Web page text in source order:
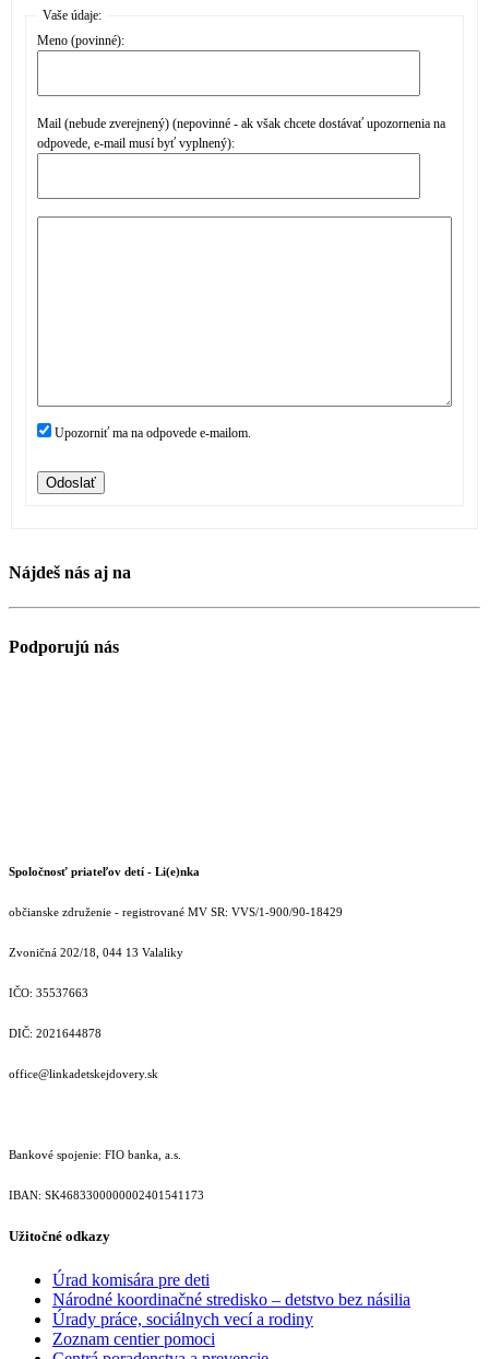
Vaše údaje:
Meno (povinné):
Mail (nebude zverejnený) (nepovinné - ak však chcete dostávať upozornenia na
odpovede, e-mail musí byť vyplnený):
Upozorniť ma na odpovede e-mailom.
Odoslať
Nájdeš nás aj na
Podporujú nás
Spoločnosť priateľov detí - Li(e)nka
občianske združenie - registrované MV SR: VVS/1-900/90-18429
Zvoničná 202/18, 044 13 Valaliky
IČO: 35537663
DIČ: 2021644878
office@linkadetskejdovery.sk
Bankové spojenie: FIO banka, a.s.
IBAN: SK46833000000­02401541173
Užitočné odkazy
Úrad komisára pre deti
Národné koordinačné stredisko – detstvo bez násilia
Úrady práce, sociálnych vecí a rodiny
Zoznam centier pomoci